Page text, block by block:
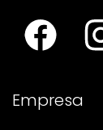
Empresa